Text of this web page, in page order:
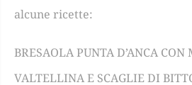
alcune ricette:
BRESAOLA PUNTA D’ANCA CON
VALTELLINA E SCAGLIE DI